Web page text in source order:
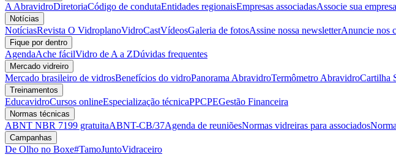
A AbravidroDiretoriaCódigo de condutaEntidades regionaisEmpresas associadasAssocie sua empresa
Notícias
NotíciasRevista O VidroplanoVidroCastVídeosGaleria de fotosAssine nossa newsletterAnuncie nos
Fique por dentro
AgendaAche fácilVidro de A a ZDúvidas frequentes
Mercado vidreiro
Mercado brasileiro de vidrosBenefícios do vidroPanorama AbravidroTermômetro AbravidroCartilha
Treinamentos
EducavidroCursos onlineEspecialização técnicaPPCPEGestão Financeira
Normas técnicas
ABNT NBR 7199 gratuitaABNT-CB/37Agenda de reuniõesNormas vidreiras para associados
Campanhas
De Olho no Boxe#TamoJuntoVidraceiro